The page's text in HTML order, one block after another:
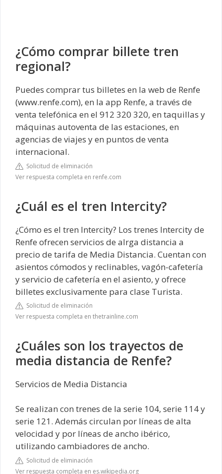
¿Cómo comprar billete tren
regional?
Puedes comprar tus billetes en la web de Renfe
(www.renfe.com), en la app Renfe, a través de
venta telefónica en el 912 320 320, en taquillas y
máquinas autoventa de las estaciones, en
agencias de viajes y en puntos de venta
internacional.
Solicitud de eliminación
Ver respuesta completa en renfe.com
¿Cuál es el tren Intercity?
¿Cómo es el tren Intercity? Los trenes Intercity de
Renfe ofrecen servicios de alrga distancia a
precio de tarifa de Media Distancia. Cuentan con
asientos cómodos y reclinables, vagón-cafetería
y servicio de cafetería en el asiento, y ofrece
billetes exclusivamente para clase Turista.
Solicitud de eliminación
Ver respuesta completa en thetrainline.com
¿Cuáles son los trayectos de
media distancia de Renfe?
Servicios de Media Distancia
Se realizan con trenes de la serie 104, serie 114 y
serie 121. Además circulan por líneas de alta
velocidad y por líneas de ancho ibérico,
utilizando cambiadores de ancho.
Solicitud de eliminación
Ver respuesta completa en es.wikipedia.org